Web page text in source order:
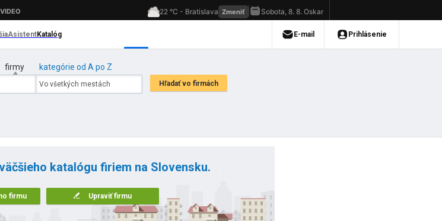
firmy kategórie od A po Z
katalógu firiem na Slovensku.
firmu Upraviť firmu